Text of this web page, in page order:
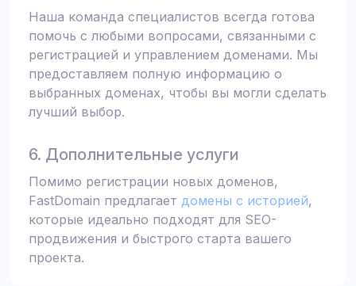
Наша команда специалистов всегда готова
помочь с любыми вопросами, связанными с
регистрацией и управлением доменами. Мы
предоставляем полную информацию о
выбранных доменах, чтобы вы могли сделать
лучший выбор.
6. Дополнительные услуги
Помимо регистрации новых доменов,
FastDomain предлагает домены с историей,
которые идеально подходят для SEO-
продвижения и быстрого старта вашего
проекта.